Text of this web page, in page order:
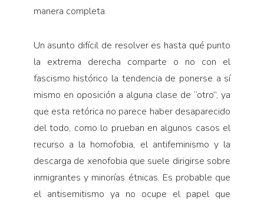
manera completa.
Un asunto difícil de resolver es hasta qué punto
la extrema derecha comparte o no con el
fascismo histórico la tendencia de ponerse a sí
mismo en opo­sición a alguna clase de “otro”, ya
que esta retórica no parece haber desaparecido
del todo, como lo prueban en algunos casos el
recurso a la homofobia, el antife­minismo y la
descarga de xenofobia que suele dirigirse sobre
inmigrantes y minorías étnicas. Es probable que
el antisemitismo ya no ocupe el papel que